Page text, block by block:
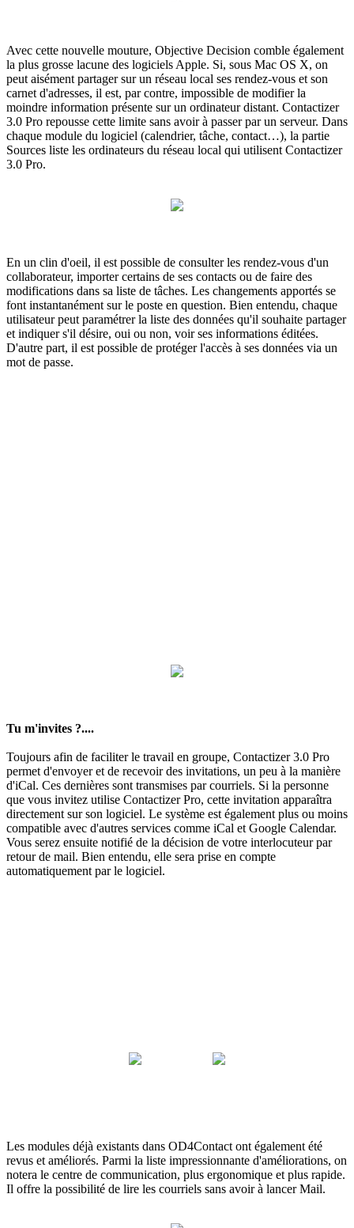
Avec cette nouvelle mouture, Objective Decision comble également
la plus grosse lacune des logiciels Apple. Si, sous Mac OS X, on
peut aisément partager sur un réseau local ses rendez-vous et son
carnet d'adresses, il est, par contre, impossible de modifier la
moindre information présente sur un ordinateur distant. Contactizer
3.0 Pro repousse cette limite sans avoir à passer par un serveur. Dans
chaque module du logiciel (calendrier, tâche, contact…), la partie
Sources liste les ordinateurs du réseau local qui utilisent Contactizer
3.0 Pro.
En un clin d'oeil, il est possible de consulter les rendez-vous d'un
collaborateur, importer certains de ses contacts ou de faire des
modifications dans sa liste de tâches. Les changements apportés se
font instantanément sur le poste en question. Bien entendu, chaque
utilisateur peut paramétrer la liste des données qu'il souhaite partager
et indiquer s'il désire, oui ou non, voir ses informations éditées.
D'autre part, il est possible de protéger l'accès à ses données via un
mot de passe.
Tu m'invites ?....
Toujours afin de faciliter le travail en groupe, Contactizer 3.0 Pro
permet d'envoyer et de recevoir des invitations, un peu à la manière
d'iCal. Ces dernières sont transmises par courriels. Si la personne
que vous invitez utilise Contactizer Pro, cette invitation apparaîtra
directement sur son logiciel. Le système est également plus ou moins
compatible avec d'autres services comme iCal et Google Calendar.
Vous serez ensuite notifié de la décision de votre interlocuteur par
retour de mail. Bien entendu, elle sera prise en compte
automatiquement par le logiciel.
Les modules déjà existants dans OD4Contact ont également été
revus et améliorés. Parmi la liste impressionnante d'améliorations, on
notera le centre de communication, plus ergonomique et plus rapide.
Il offre la possibilité de lire les courriels sans avoir à lancer Mail.